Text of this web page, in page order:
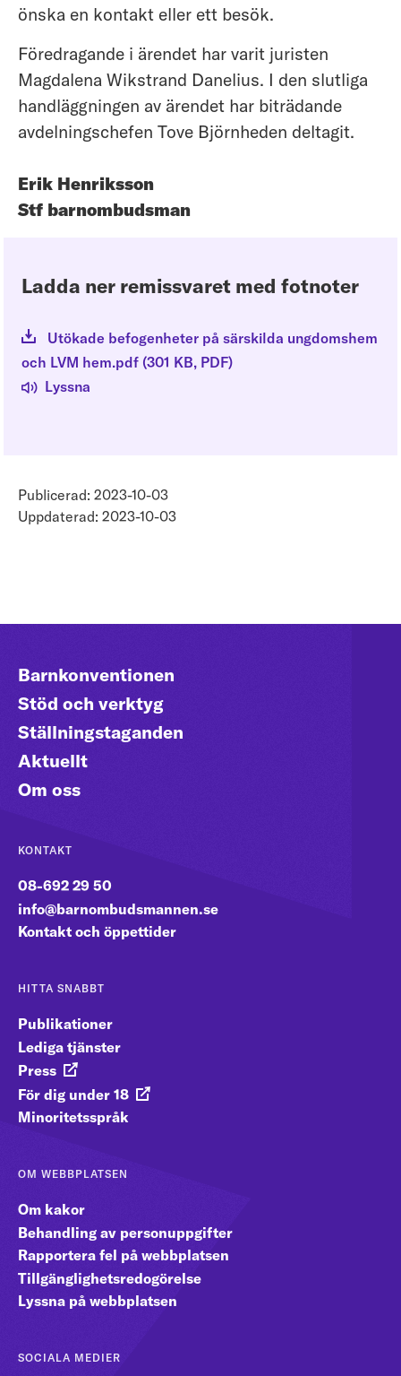
önska en kontakt eller ett besök.
Föredragande i ärendet har varit juristen
Magdalena Wikstrand Danelius. I den slutliga
handläggningen av ärendet har biträdande
avdelningschefen Tove Björnheden deltagit.
Erik Henriksson
Stf barnombudsman
Ladda ner remissvaret med fotnoter
Utökade befogenheter på särskilda ungdomshem
och LVM hem.pdf (301 KB, PDF)
Lyssna
Publicerad: 2023-10-03
Uppdaterad: 2023-10-03
Barnkonventionen
Stöd och verktyg
Ställningstaganden
Aktuellt
Om oss
KONTAKT
08-692 29 50
info@barnombudsmannen.se
Kontakt och öppettider
HITTA SNABBT
Publikationer
Lediga tjänster
Press
För dig under 18
Minoritetsspråk
OM WEBBPLATSEN
Om kakor
Behandling av personuppgifter
Rapportera fel på webbplatsen
Tillgänglighetsredogörelse
Lyssna på webbplatsen
SOCIALA MEDIER